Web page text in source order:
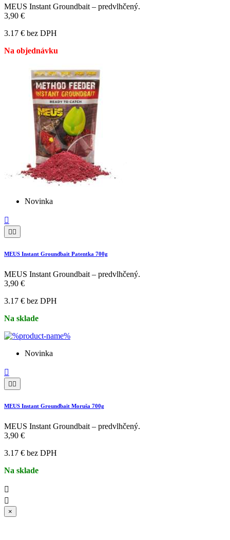
MEUS Instant Groundbait – predvlhčený.
3,90 €
3.17 € bez DPH
Na objednávku
Novinka

 
MEUS Instant Groundbait Patentka 700g
MEUS Instant Groundbait – predvlhčený.
3,90 €
3.17 € bez DPH
Na sklade
Novinka

 
MEUS Instant Groundbait Moruša 700g
MEUS Instant Groundbait – predvlhčený.
3,90 €
3.17 € bez DPH
Na sklade


×